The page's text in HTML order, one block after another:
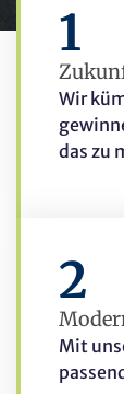
1
Wir
das zu
2
Mit